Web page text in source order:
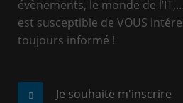
évènements, le monde de
est susceptible de VOUS
toujours informé !
Je souhaite m'inscrire